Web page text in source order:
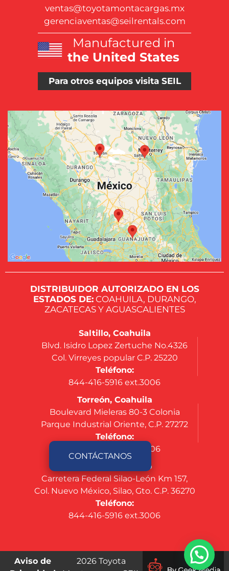
ventas@toyotamontacargas.mx
gerenciaventas@seilrentals.com
Manufactured in
the United States
Para otros equipos visita SEIL
DISTRIBUIDOR AUTORIZADO EN LOS
ESTADOS DE:COAHUILA, DURANGO,
ZACATECAS Y AGUASCALIENTES
Saltillo, Coahuila
Blvd. Isidro Lopez Zertuche No.4326
Col. Virreyes popular C.P. 25220
Teléfono:
844-416-5916 ext.3006
Torreón, Coahuila
Boulevard Mieleras 80-3 Colonia
Parque Industrial Oriente, C.P. 27272
Teléfono:
844-416-5916 ext.3006
Silao, Guanajuato
Carretera Federal Silao-León Km 157,
Col. Nuevo México, Silao, Gto. C.P. 36270
Teléfono:
844-416-5916 ext.3006
Aviso de
2026 Toyota
CONTÁCTANOS